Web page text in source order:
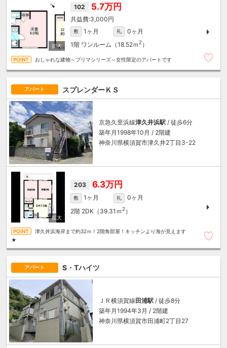
102 5.7万円
3,000円
敷 1ヶ月 礼
0ヶ月
1階 ワンルーム（18.52ｍ 2）
おしゃれな建物～プリマシリーズ～女性限定のアパートです
アパート スプレンダーＫＳ
京急久里浜線津久井浜駅 / 徒歩6分
築年月1998年10月 / 2階建
神奈川県横須賀市津久井2丁目3-22
203 6.3万円
敷 1ヶ月 礼
0ヶ月
2階 2DK（39.31ｍ 2）
津久井浜海岸まで約32ｍ！2階角部屋！キッチンより海が見えます
★
アパート S・Tハイツ
ＪＲ横須賀線田浦駅 / 徒歩8分
築年月1994年3月 / 2階建
神奈川県横須賀市田浦町2丁目27